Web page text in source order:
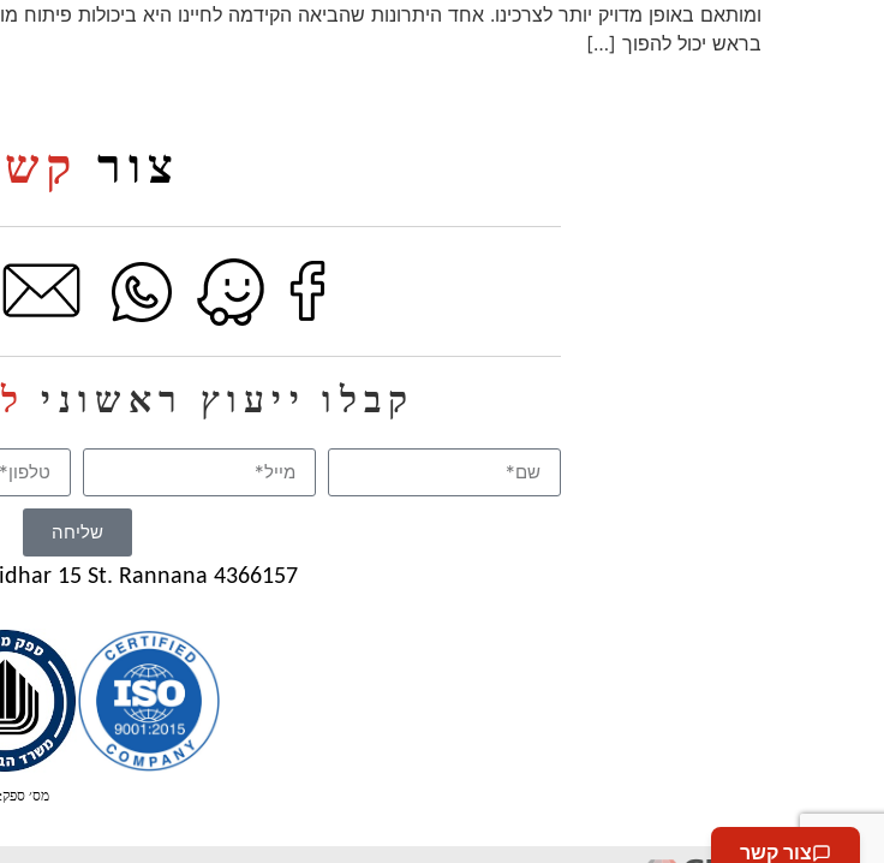
ומותאם באופן מדויק יותר לצרכינו. אחד היתרונות שהביאה הקידמה לחיינו היא ביכולות
בראש יכול להפוך […]
צור
קבלו ייעוץ ראשוני
שליחה
15 St. Rannana 4366157
מס׳ ספק:
צור קשר